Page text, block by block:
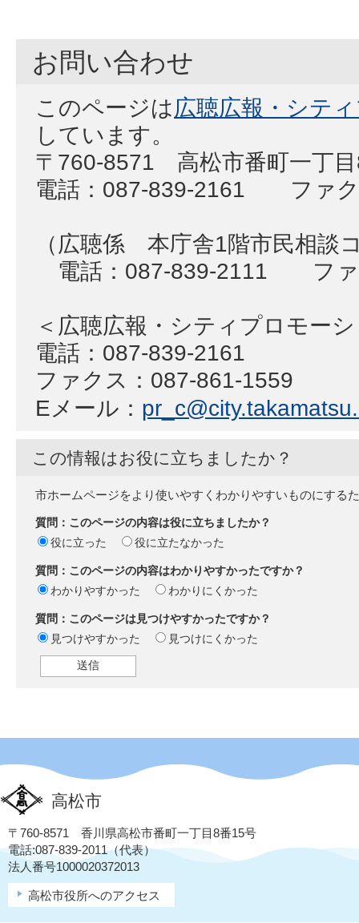
お問い合わせ
このページは広聴広報・シテ
しています。
〒760-8571 高松市番町一丁
電話：087-839-2161 ファク
（広聴係 本庁舎1階市民相談
電話：087-839-2111 ファ
＜広聴広報・シティプロモー
電話：087-839-2161
ファクス：087-861-1559
Eメール：
この情報はお役に立ちましたか？
市ホームページをより使いやすくわかりやすいものにする
質問：このページの内容は役に立ちましたか？
役に立った
役に立たなかった
質問：このページの内容はわかりやすかったですか？
わかりやすかった
わかりにくかった
質問：このページは見つけやすかったですか？
見つけやすかった
見つけにくかった
高松市
〒760-8571 香川県高松市番町一丁目8番15号
電話:087-839-2011（代表）
法人番号1000020372013
高松市役所へのアクセス